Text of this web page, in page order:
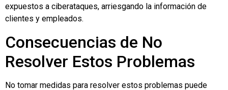
expuestos a ciberataques, arriesgando la información de
clientes y empleados.
Consecuencias de No
Resolver Estos Problemas
No tomar medidas para resolver estos problemas puede